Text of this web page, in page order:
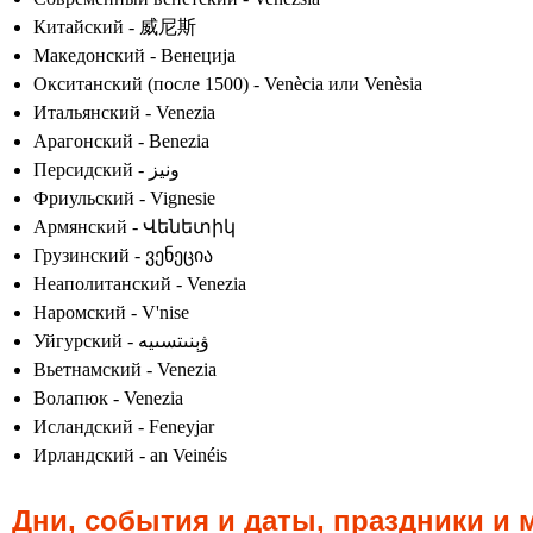
Китайский - 威尼斯
Македонский - Венеција
Окситанский (после 1500) - Venècia или Venèsia
Итальянский - Venezia
Арагонский - Benezia
Персидский - ونیز
Фриульский - Vignesie
Армянский - Վենետիկ
Грузинский - ვენეცია
Неаполитанский - Venezia
Наромский - V'nise
Уйгурский - ۋېنىتسىيە
Вьетнамский - Venezia
Волапюк - Venezia
Исландский - Feneyjar
Ирландский - an Veinéis
Дни, события и даты, праздники и